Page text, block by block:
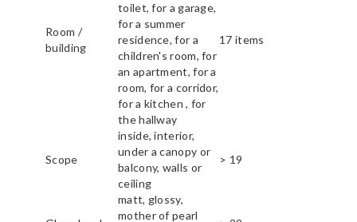
Room /
building
toilet, for a garage,
for a summer
residence, for a
children's room, for
an apartment, for a
room, for a corridor,
for a kitchen , for
the hallway
17 items
Scope
inside, interior,
under a canopy or
balcony, walls or
ceiling
> 19
matt, glossy,
mother of pearl